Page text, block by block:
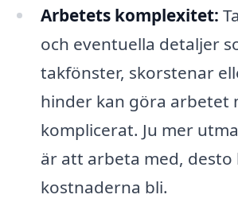
Arbetets komplexitet:
och eventuella detaljer
takfönster, skorstenar
hinder kan göra arbetet
komplicerat. Ju mer
är att arbeta med, desto
kostnaderna bli.